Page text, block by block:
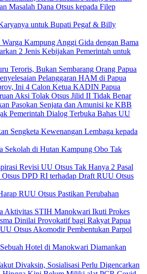
Masalah Dana Otsus kepada Filep
untuk Bupati Pegaf & Billy
Kampung Anggi Gida dengan Bama
2 Jenis Kebijakan Pemerintah untuk
Teroris, Bukan Sembarang Orang Papua
Pelanggaran HAM di Papua
Ini 4 Calon Ketua KADIN Papua
Aksi Tolak Otsus Jilid II Tidak Benar
Pasokan Senjata dan Amunisi ke KBB
Pemerintah Dialog Terbuka Bahas UU
Sengketa Kewenangan Lembaga kepada
Sekolah di Hutan Kampung Obo Tak
Revisi UU Otsus Tak Hanya 2 Pasal
DPD RI terhadap Draft RUU Otsus
RUU Otsus Pastikan Perubahan
Aktivitas STIH Manokwari Ikuti Prokes
Dinilai Provokatif bagi Rakyat Papua
Otsus Akomodir Pembentukan Parpol
Hotel di Manokwari Diamankan
Divaksin, Sosialisasi Perlu Digencarkan